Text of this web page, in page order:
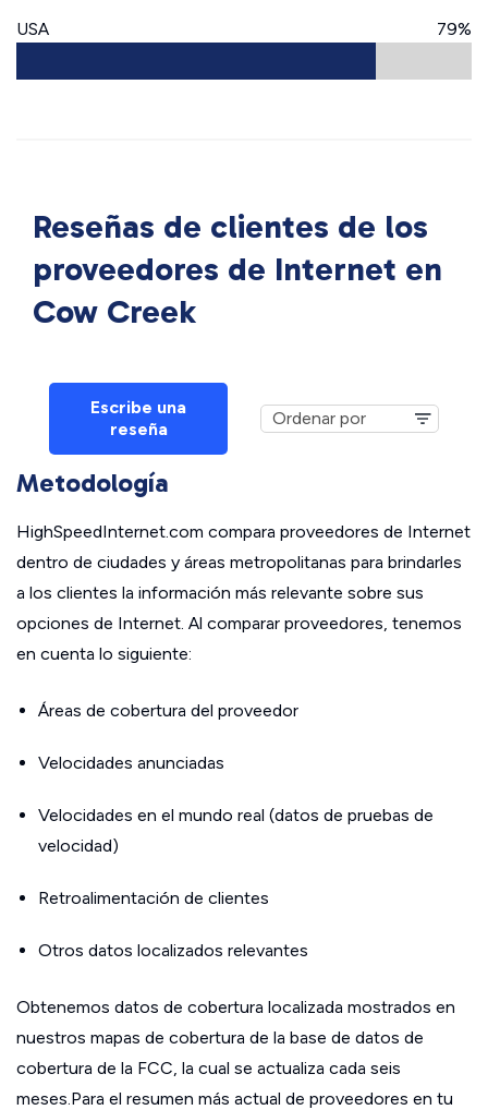
USA 79%
Reseñas de clientes de los
proveedores de Internet en
Cow Creek
Escribe una
reseña
Metodología
HighSpeedInternet.com compara proveedores de Internet
dentro de ciudades y áreas metropolitanas para brindarles
a los clientes la información más relevante sobre sus
opciones de Internet. Al comparar proveedores, tenemos
en cuenta lo siguiente:
Áreas de cobertura del proveedor
Velocidades anunciadas
Velocidades en el mundo real (datos de pruebas de
velocidad)
Retroalimentación de clientes
Otros datos localizados relevantes
Obtenemos datos de cobertura localizada mostrados en
nuestros mapas de cobertura de la base de datos de
cobertura de la FCC, la cual se actualiza cada seis
meses.Para el resumen más actual de proveedores en tu